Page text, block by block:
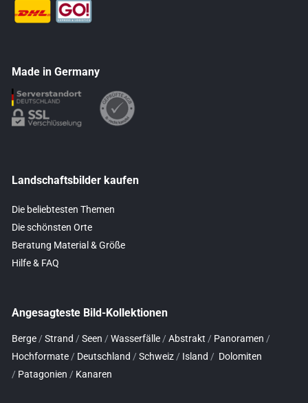
Made in Germany
Landschaftsbilder kaufen
Die beliebtesten Themen
Die schönsten Orte
Beratung Material & Größe
Hilfe & FAQ
Angesagteste Bild-Kollektionen
Berge / Strand / Seen / Wasserfälle / Abstrakt / Panoramen /
Hochformate / Deutschland / Schweiz / Island / Dolomiten
/ Patagonien / Kanaren